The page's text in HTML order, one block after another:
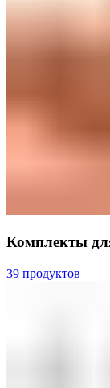
Комплекты
39 продуктов